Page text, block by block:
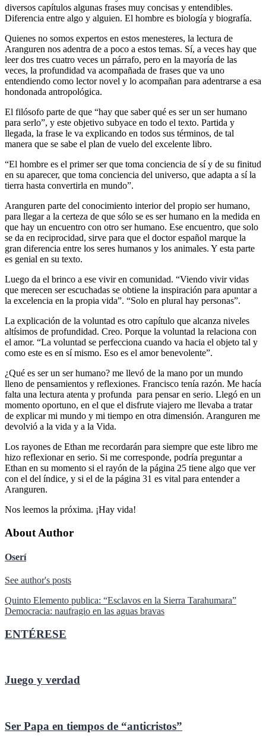
diversos capítulos algunas frases muy concisas y entendibles.
Diferencia entre algo y alguien. El hombre es biología y biografía.
Quienes no somos expertos en estos menesteres, la lectura de
Aranguren nos adentra de a poco a estos temas. Sí, a veces hay que
leer dos tres cuatro veces un párrafo, pero en la mayoría de las
veces, la profundidad va acompañada de frases que va uno
entendiendo como lector novel y lo acompañan para adentrarse a esa
hondonada antropológica.
El filósofo parte de que “hay que saber qué es ser un ser humano
para serlo”, y este objetivo subyace en todo el texto. Partida y
llegada, la frase le va explicando en todos sus términos, de tal
manera que se sabe el plan de vuelo del excelente libro.
“El hombre es el primer ser que toma conciencia de sí y de su finitud
en su aparecer, que toma conciencia del universo, que adapta a sí la
tierra hasta convertirla en mundo”.
Aranguren parte del conocimiento interior del propio ser humano,
para llegar a la certeza de que sólo se es ser humano en la medida en
que hay un encuentro con otro ser humano. Ese encuentro, que solo
se da en reciprocidad, sirve para que el doctor español marque la
gran diferencia entre los seres humanos y los animales. Y esta parte
es genial en su texto.
Luego da el brinco a ese vivir en comunidad. “Viendo vivir vidas
que merecen ser escuchadas se obtiene la inspiración para apuntar a
la excelencia en la propia vida”. “Solo en plural hay personas”.
La explicación de la voluntad es otro capítulo que alcanza niveles
altísimos de profundidad. Creo. Porque la voluntad la relaciona con
el amor. “La voluntad se perfecciona cuando va hacia el objeto tal y
como este es en sí mismo. Eso es el amor benevolente”.
¿Qué es ser un ser humano? me llevó de la mano por un mundo
lleno de pensamientos y reflexiones. Francisco tenía razón. Me hacía
falta una lectura atenta y profunda para pensar en serio. Llegó en un
momento oportuno, en el que el disfrute viajero me llevaba a tratar
de explicar mi mundo y mi tiempo en otra dimensión. Aranguren me
devolvió a la vida y a la Vida.
Los rayones de Ethan me recordarán para siempre que este libro me
hizo reflexionar en serio. Si me corresponde, podría preguntar a
Ethan en su momento si el rayón de la página 25 tiene algo que ver
con el del índice, y si el de la página 31 es vital para entender a
Aranguren.
Nos leemos la próxima. ¡Hay vida!
About Author
Oserí
See author's posts
Navegación
de
entradas
Quinto Elemento publica: “Esclavos en la Sierra Tarahumara”
Democracia: naufragio en las aguas bravas
ENTÉRESE
Juego y verdad
Ser Papa en tiempos de “anticristos”